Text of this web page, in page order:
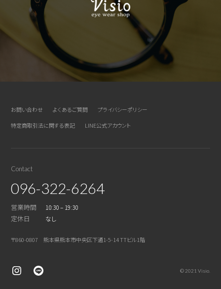
お問い合わせ よくあるご質問
プライバシーポリシー
特定商取引法に関する表記
LINE公式アカウント
Contact
096-322-6264
営業時間 10:30 – 19:30
定休日 なし
〒860-0807 熊本県熊本市中央区下通1-5-14 TTビル1階
© 2021 Visio.